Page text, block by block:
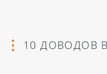
10 ДОВОДОВ В